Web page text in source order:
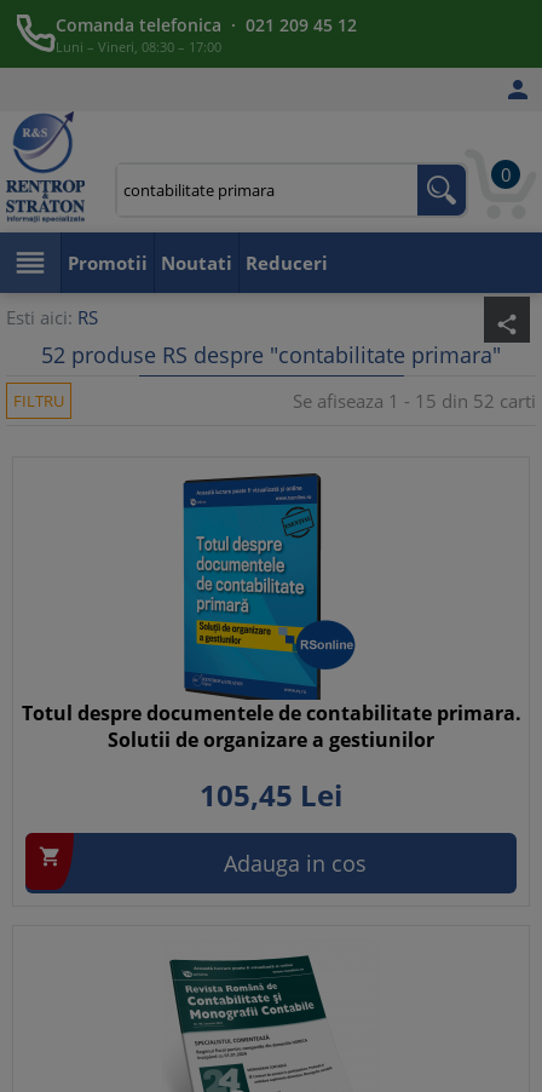
Comanda telefonica · 021 209 45 12
Luni – Vineri, 08:30 – 17:00

0
 Promotii Noutati Reduceri
Esti aici: RS share
52 produse RS despre "contabilitate primara"
FILTRU Se afiseaza 1 - 15 din 52 carti
Totul despre documentele de contabilitate primara.
Solutii de organizare a gestiunilor
105,45 Lei
 Adauga in cos